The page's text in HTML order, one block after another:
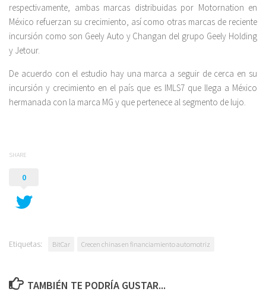
respectivamente, ambas marcas distribuidas por Motornation en
México refuerzan su crecimiento, así como otras marcas de reciente
incursión como son Geely Auto y Changan del grupo Geely Holding
y Jetour.
De acuerdo con el estudio hay una marca a seguir de cerca en su
incursión y crecimiento en el país que es IMLS7 que llega a México
hermanada con la marca MG y que pertenece al segmento de lujo.
SHARE
0
Etiquetas: BitCar Crecen chinas en financiamiento automotriz
TAMBIÉN TE PODRÍA GUSTAR...